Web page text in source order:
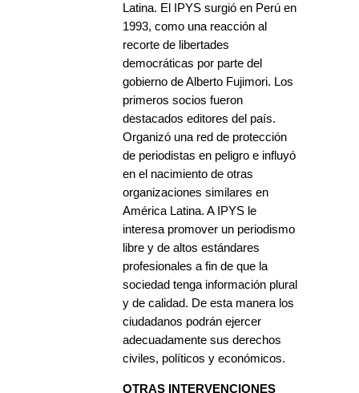
Latina. El IPYS surgió en Perú en
1993, como una reacción al
recorte de libertades
democráticas por parte del
gobierno de Alberto Fujimori. Los
primeros socios fueron
destacados editores del país.
Organizó una red de protección
de periodistas en peligro e influyó
en el nacimiento de otras
organizaciones similares en
América Latina. A IPYS le
interesa promover un periodismo
libre y de altos estándares
profesionales a fin de que la
sociedad tenga información plural
y de calidad. De esta manera los
ciudadanos podrán ejercer
adecuadamente sus derechos
civiles, políticos y económicos.
OTRAS INTERVENCIONES